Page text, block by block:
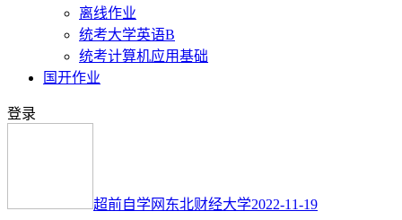
离线作业
统考大学英语B
统考计算机应用基础
国开作业
登录
超前自学网 东北财经大学2022-11-19